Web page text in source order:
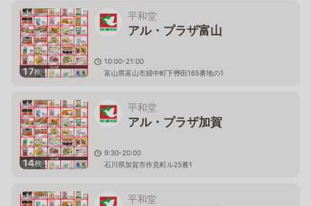
17枚
平和堂
アル・プラザ富山
10:00-21:00
富山県富山市婦中町下轡田165番地の1
14枚
平和堂
アル・プラザ加賀
9:30-20:00
石川県加賀市作見町ル25番1
平和堂